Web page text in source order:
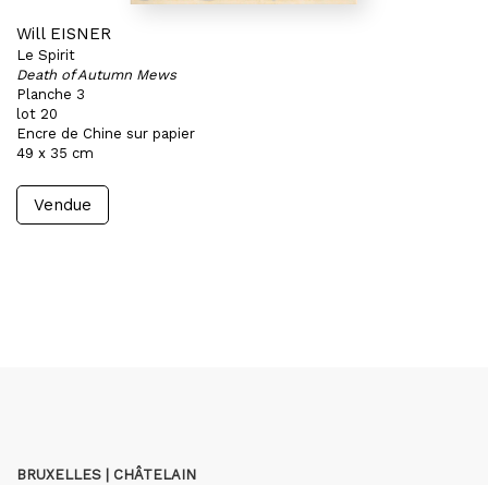
Will EISNER
Le Spirit
Death of Autumn Mews
Planche 3
lot 20
Encre de Chine sur papier
49 x 35 cm
Vendue
BRUXELLES | CHÂTELAIN